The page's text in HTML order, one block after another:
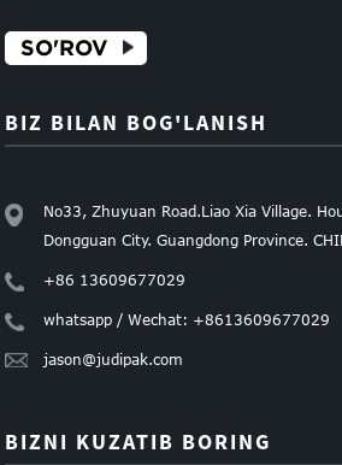
SO'ROV
BIZ BILAN BOG'LANISH
No33, Zhuyuan Road.Liao Xia Village.
Dongguan City. Guangdong Province.
+86 13609677029
whatsapp / Wechat: +8613609677029
jason@judipak.com
BIZNI KUZATIB BORING